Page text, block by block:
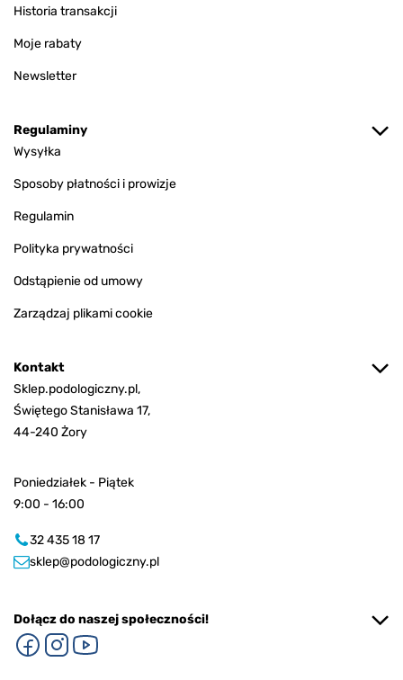
Historia transakcji
Moje rabaty
Newsletter
Regulaminy
Wysyłka
Sposoby płatności i prowizje
Regulamin
Polityka prywatności
Odstąpienie od umowy
Zarządzaj plikami cookie
Kontakt
Sklep.podologiczny.pl,
Świętego Stanisława 17,
44-240 Żory
Poniedziałek - Piątek
9:00 - 16:00
32 435 18 17
sklep@podologiczny.pl
Dołącz do naszej społeczności!